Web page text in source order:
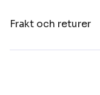
Frakt och returer